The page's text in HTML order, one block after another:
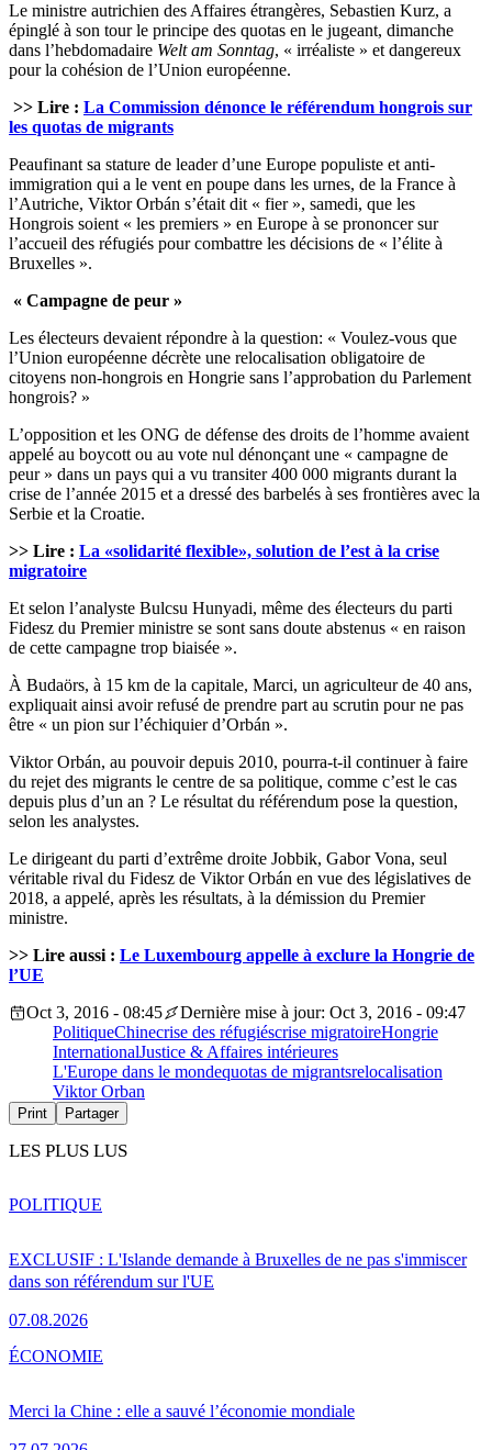
Le ministre autrichien des Affaires étrangères, Sebastien Kurz, a
épinglé à son tour le principe des quotas en le jugeant, dimanche
dans l’hebdomadaire Welt am Sonntag, « irréaliste » et dangereux
pour la cohésion de l’Union européenne.
>> Lire : La Commission dénonce le référendum hongrois sur
les quotas de migrants
Peaufinant sa stature de leader d’une Europe populiste et anti-
immigration qui a le vent en poupe dans les urnes, de la France à
l’Autriche, Viktor Orbán s’était dit « fier », samedi, que les
Hongrois soient « les premiers » en Europe à se prononcer sur
l’accueil des réfugiés pour combattre les décisions de « l’élite à
Bruxelles ».
« Campagne de peur »
Les électeurs devaient répondre à la question: « Voulez-vous que
l’Union européenne décrète une relocalisation obligatoire de
citoyens non-hongrois en Hongrie sans l’approbation du Parlement
hongrois? »
L’opposition et les ONG de défense des droits de l’homme avaient
appelé au boycott ou au vote nul dénonçant une « campagne de
peur » dans un pays qui a vu transiter 400 000 migrants durant la
crise de l’année 2015 et a dressé des barbelés à ses frontières avec la
Serbie et la Croatie.
>> Lire : La «solidarité flexible», solution de l’est à la crise
migratoire
Et selon l’analyste Bulcsu Hunyadi, même des électeurs du parti
Fidesz du Premier ministre se sont sans doute abstenus « en raison
de cette campagne trop biaisée ».
À Budaörs, à 15 km de la capitale, Marci, un agriculteur de 40 ans,
expliquait ainsi avoir refusé de prendre part au scrutin pour ne pas
être « un pion sur l’échiquier d’Orbán ».
Viktor Orbán, au pouvoir depuis 2010, pourra-t-il continuer à faire
du rejet des migrants le centre de sa politique, comme c’est le cas
depuis plus d’un an ? Le résultat du référendum pose la question,
selon les analystes.
Le dirigeant du parti d’extrême droite Jobbik, Gabor Vona, seul
véritable rival du Fidesz de Viktor Orbán en vue des législatives de
2018, a appelé, après les résultats, à la démission du Premier
ministre.
>> Lire aussi : Le Luxembourg appelle à exclure la Hongrie de
l’UE
Oct 3, 2016 - 08:45
Dernière mise à jour: Oct 3, 2016 - 09:47
PolitiqueChinecrise des réfugiéscrise migratoireHongrie
InternationalJustice & Affaires intérieures
L'Europe dans le mondequotas de migrantsrelocalisation
Viktor Orban
Print Partager
LES PLUS LUS
EXCLUSIF : L'Islande demande à Bruxelles de ne pas s'immiscer
dans son référendum sur l'UE
07.08.2026
POLITIQUE
Merci la Chine : elle a sauvé l’économie mondiale
ÉCONOMIE